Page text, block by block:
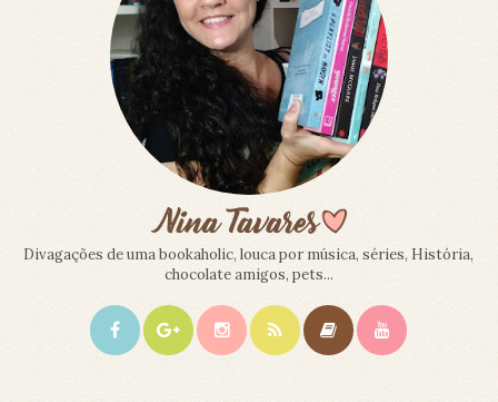
Divagações de uma bookaholic, louca por música, séries, História,
chocolate amigos, pets...